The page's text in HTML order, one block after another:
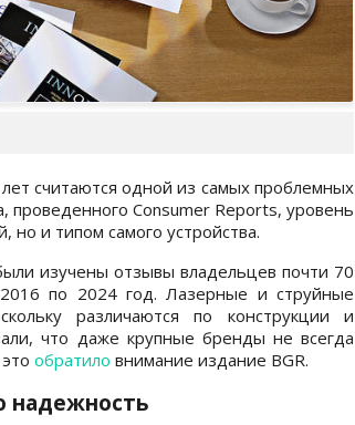
считаются одной из самых проблемных
проведенного Consumer Reports, уровень
но и типом самого устройства.
изучены отзывы владельцев почти 70
по 2024 год. Лазерные и струйные
различаются по конструкции и
что даже крупные бренды не всегда
обратило внимание издание BGR.
надежность